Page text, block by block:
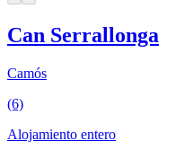
Can Serrallonga
Camós
(6)
Alojamiento entero